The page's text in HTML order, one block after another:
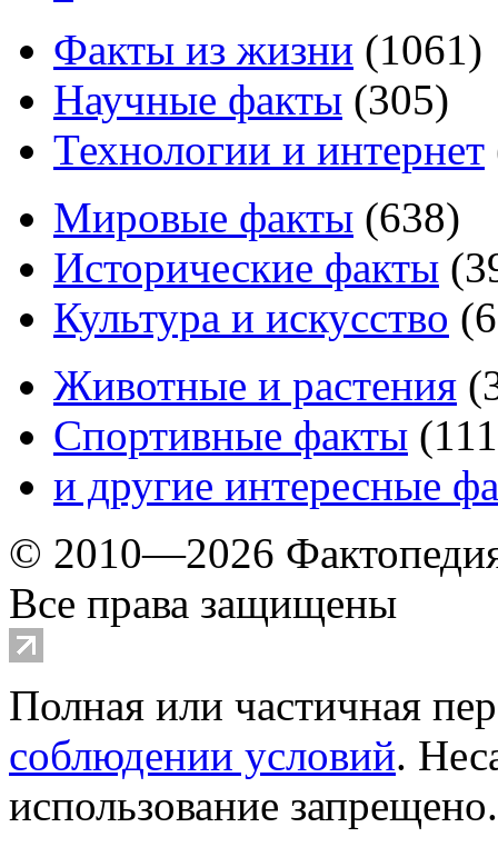
Факты из жизни (1061)
Научные факты (305)
Технологии и интернет
Мировые факты (638)
Исторические факты (
Культура и искусство (
Животные и растения (
Спортивные факты (111
и другие интересные
© 2010—2026
Все права защищены
Полная или частичная
соблюдении условий.
использование